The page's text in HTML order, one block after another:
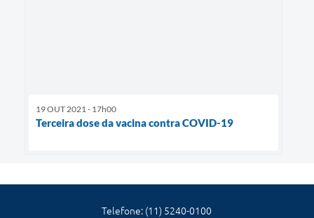
19 OUT 2021 - 17h00
Terceira dose da vacina contra COVID-19
Telefone: (11) 5240-0100